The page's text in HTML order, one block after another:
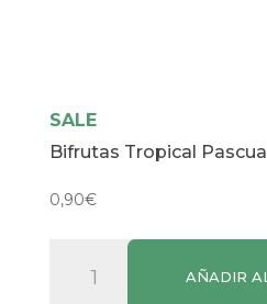
SALE
Bifrutas Tropical
0,90€
Tropical
AÑADIR